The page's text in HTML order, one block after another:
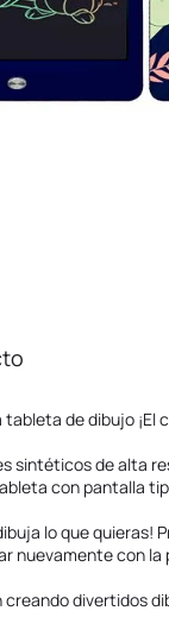
de dibujo
sintéticos de alta
con pantalla
lo que quieras!
nuevamente con
creando divertidos